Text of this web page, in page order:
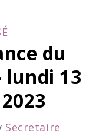
du
13
Secretaire